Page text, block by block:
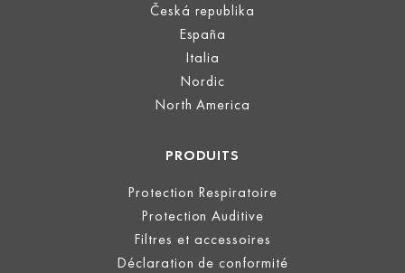
Česká republika
España
Italia
Nordic
North America
PRODUITS
Protection Respiratoire
Protection Auditive
Filtres et accessoires
Déclaration de conformité